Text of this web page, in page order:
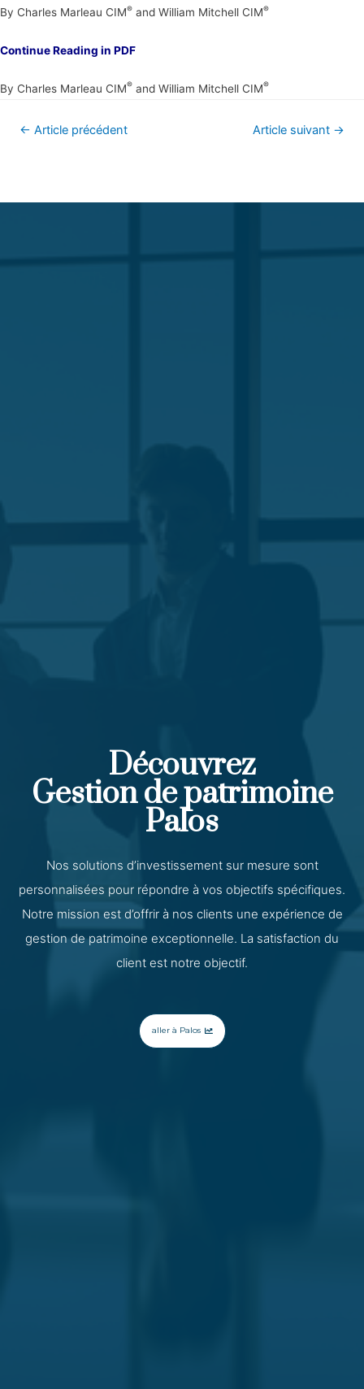
By Charles Marleau CIM® and William Mitchell CIM®
Continue Reading in PDF
By Charles Marleau CIM® and William Mitchell CIM®
← Article précédent Article suivant →
Découvrez
Gestion de patrimoine
Palos
Nos solutions d’investissement sur mesure sont
personnalisées pour répondre à vos objectifs spécifiques.
Notre mission est d’offrir à nos clients une expérience de
gestion de patrimoine exceptionnelle. La satisfaction du
client est notre objectif.
aller à Palos